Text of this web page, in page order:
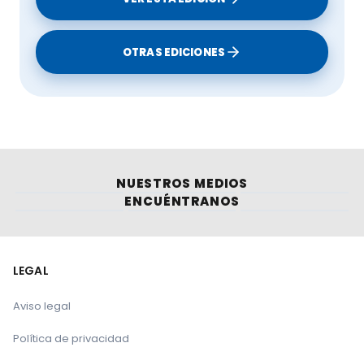
OTRAS EDICIONES
NUESTROS MEDIOS
ENCUÉNTRANOS
LEGAL
Aviso legal
Política de privacidad